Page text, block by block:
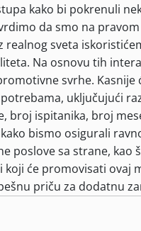
kako bi pokrenuli
da smo na
sveta
Na osnovu tih
svrhe. Kasnije
uključujući
broj ispitanika, broj
bismo osigurali
poslove sa strane, kao
će promovisati ovaj
priču za dodatnu